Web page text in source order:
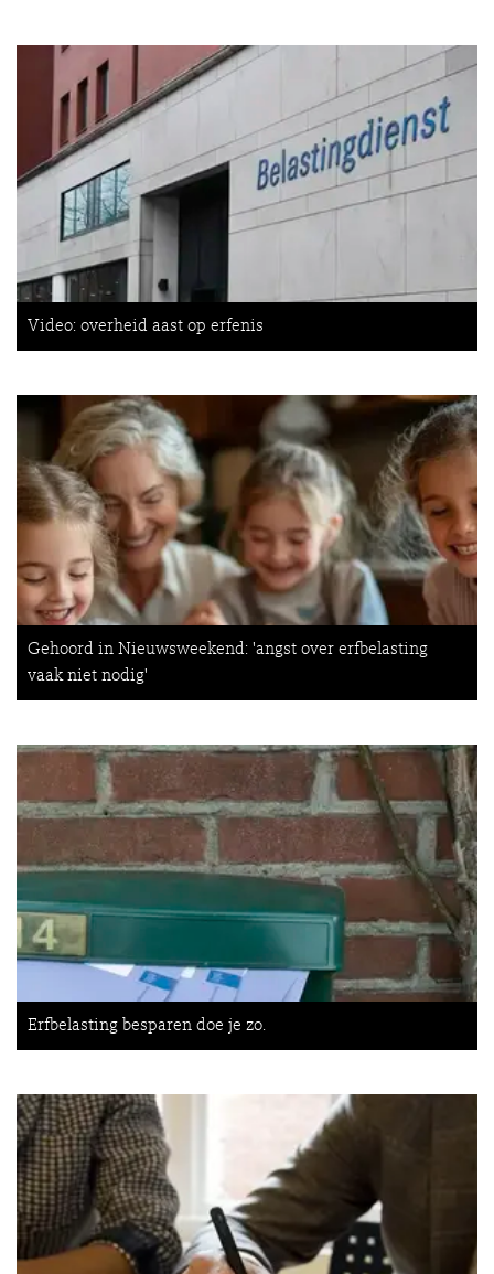
Video: overheid aast op erfenis
Gehoord in Nieuwsweekend: 'angst over erfbelasting
vaak niet nodig'
Erfbelasting besparen doe je zo.